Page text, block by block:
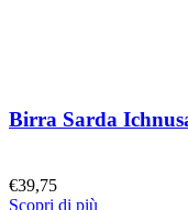
Birra Sarda
€39,75
Scopri di più